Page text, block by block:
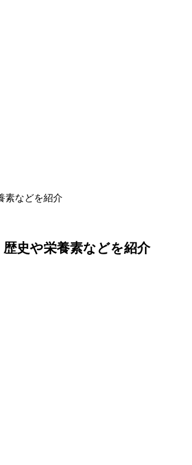
素などを紹介
史や栄養素などを紹介